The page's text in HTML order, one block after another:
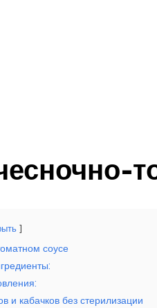
соусе
и кабачков без стерилизации